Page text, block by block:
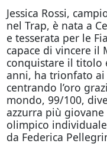
Jessica Rossi,
nel Trap, è nata a
e tesserata per le
capace di vincere il
conquistare il titolo
anni, ha trionfato ai
centrando l’oro
mondo, 99/100,
azzurra più
olimpico
da Federica